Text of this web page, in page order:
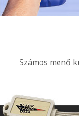
Számos menő